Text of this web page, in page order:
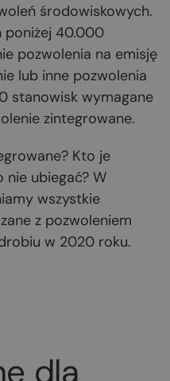
środowiskowych.
poniżej 40.000
pozwolenia na emisję
lub inne pozwolenia
stanowisk wymagane
zintegrowane.
Kto je
nie ubiegać? W
wszystkie
z pozwoleniem
w 2020 roku.
dla